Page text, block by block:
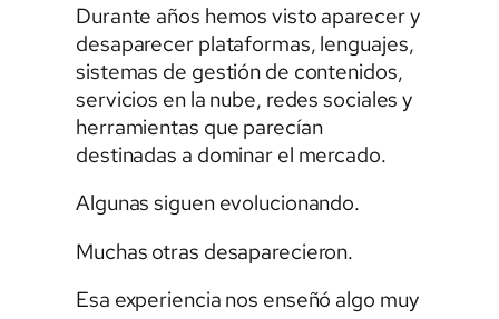
Durante años hemos visto aparecer y
desaparecer plataformas, lenguajes,
sistemas de gestión de contenidos,
servicios en la nube, redes sociales y
herramientas que parecían
destinadas a dominar el mercado.
Algunas siguen evolucionando.
Muchas otras desaparecieron.
Esa experiencia nos enseñó algo muy